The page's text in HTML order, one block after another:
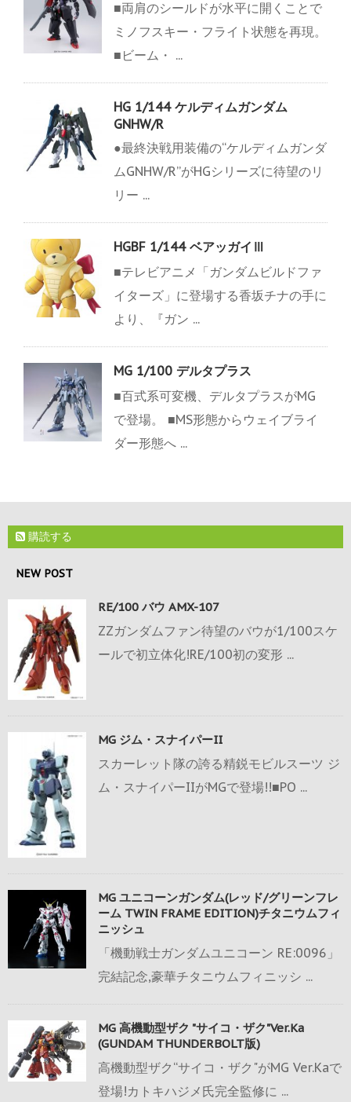
■両肩のシールドが水平に開くことで
ミノフスキー・フライト状態を再現。
■ビーム・ ...
HG 1/144 ケルディムガンダム
GNHW/R
●最終決戦用装備の“ケルディムガンダ
ムGNHW/R”がHGシリーズに待望のリ
リー ...
HGBF 1/144 ベアッガイⅢ
■テレビアニメ「ガンダムビルドファ
イターズ」に登場する香坂チナの手に
より、『ガン ...
MG 1/100 デルタプラス
■百式系可変機、デルタプラスがMG
で登場。 ■MS形態からウェイブライ
ダー形態へ ...
購読する
NEW POST
RE/100 バウ AMX-107
ZZガンダムファン待望のバウが1/100スケ
ールで初立体化!RE/100初の変形 ...
MG ジム・スナイパーII
スカーレット隊の誇る精鋭モビルスーツ ジ
ム・スナイパーIIがMGで登場!!■PO ...
MG ユニコーンガンダム(レッド/グリーンフレ
ーム TWIN FRAME EDITION)チタニウムフィ
ニッシュ
「機動戦士ガンダムユニコーン RE:0096」
完結記念,豪華チタニウムフィニッシ ...
MG 高機動型ザク "サイコ・ザク"Ver.Ka
(GUNDAM THUNDERBOLT版)
高機動型ザク“サイコ・ザク"がMG Ver.Kaで
登場!カトキハジメ氏完全監修に ...